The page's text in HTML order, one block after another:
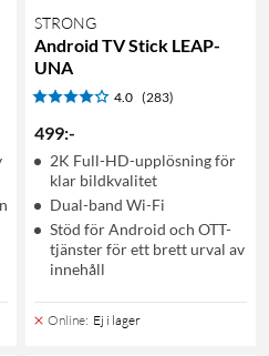
STRONG
Android TV Stick LEAP-
UNA
4.0 (283)
499:-
2K Full-HD-upplösning för
klar bildkvalitet
Dual-band Wi-Fi
Stöd för Android och OTT-
tjänster för ett brett urval av
innehåll
Online: Ej i lager